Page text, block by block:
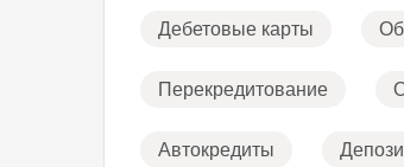
Дебетовые карты
Перекредитование
Автокредиты